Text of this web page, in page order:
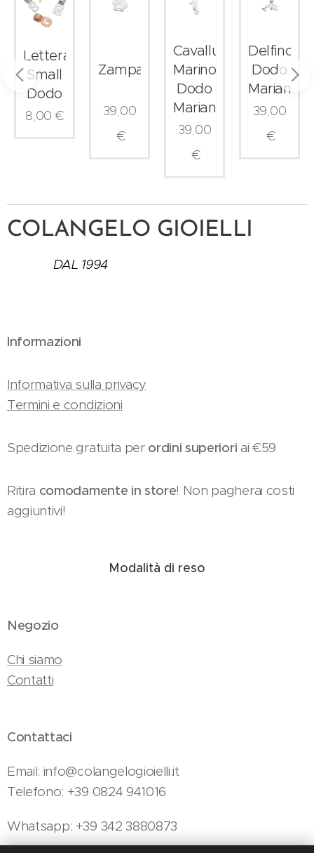
Lettera
Small
Dodo
8,00 €
Zampa
39,00
€
Cavalluccio
Marino
Dodo
Mariani
39,00
€
Delfino
Dodo
Mariani
39,00
€
COLANGELO GIOIELLI
DAL 1994
Informazioni
Informativa sulla privacy
Termini e condizioni
Spedizione gratuita perordini superiori ai €59
Ritira comodamente in store! Non pagherai costi
aggiuntivi!
Modalità di reso
Negozio
Chi siamo
Contatti
Contattaci
Email: info@colangelogioielli.it
Telefono: +39 0824 941016
Whatsapp: +39 342 3880873